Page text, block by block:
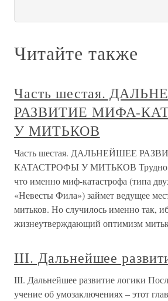
Читайте также
Часть шестая.
РАЗВИТИЕ МИФА-
У МИТЬКОВ
Часть шестая. ДАЛЬНЕЙШЕЕ
КАТАСТРОФЫ У МИТЬКОВ Трудно
что именно миф-катастрофа (типа
«Невесты Фила») займет ведущее
митьков. Но случилось именно так,
жизнеутверждающий оптимизм
III. Дальнейшее
III. Дальнейшее развитие логики
учение об умозаключениях – этот